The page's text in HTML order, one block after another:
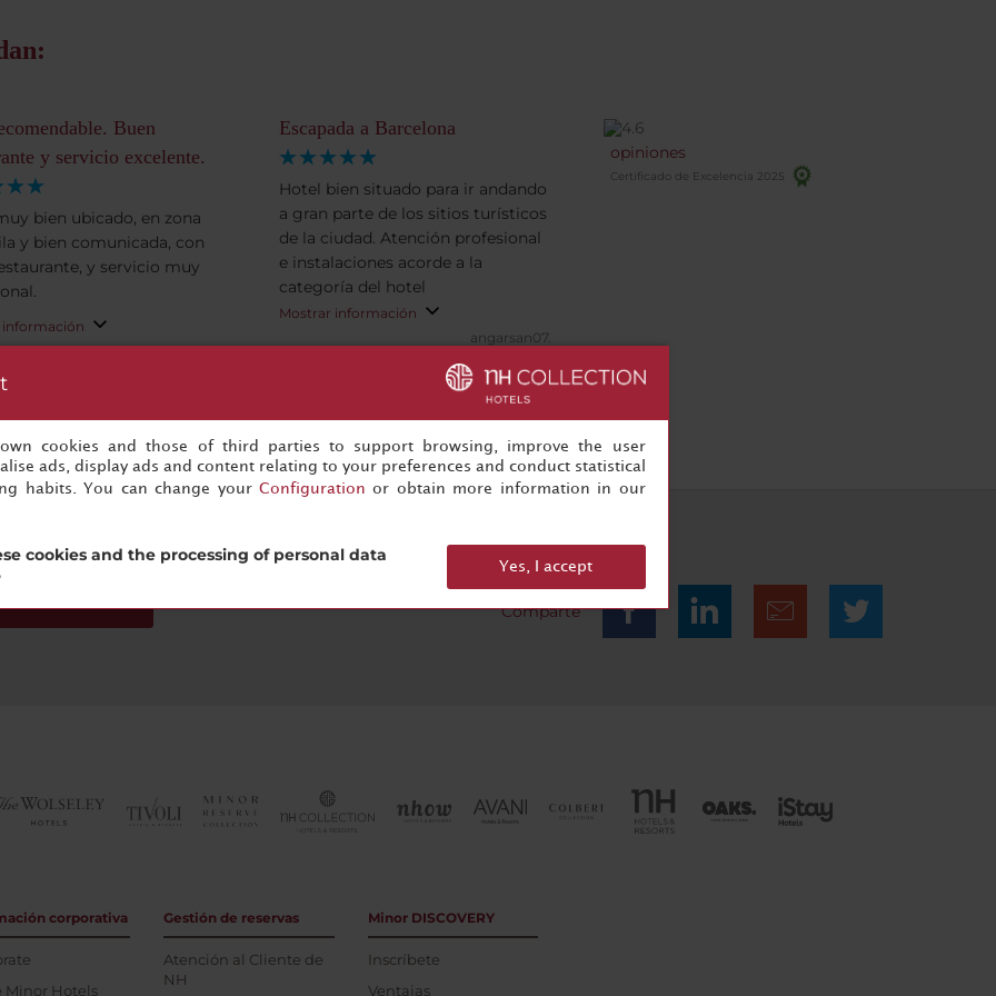
Buen
y servicio excelente.
bien ubicado, en zona
y bien comunicada, con
y servicio muy
información
Camper67049852045.
Escapada a Barcelona
Hotel bien situado para ir andando
a gran parte de los sitios turísticos
de la ciudad. Atención profesional
e instalaciones acorde a la
categoría del hotel
Mostrar información
angarsan07.
opiniones
Certificado de Excelencia 2025
Comparte
corporativa
Minor Hotels
Gestión de reservas
Atención al Cliente de
NH
Minor DISCOVERY
Inscríbete
Ventajas
cookies and those of third parties to support browsing, improve the user
ads, display ads and content relating to your preferences and conduct statistical
habits. You can change your Configuration or obtain more information in our
cookies and the processing of personal data
Yes, I accept